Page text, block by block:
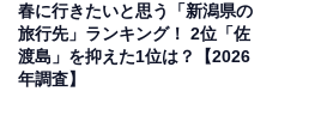
春に行きたいと思う「新潟県の
旅行先」ランキング！ 2位「佐
渡島」を抑えた1位は？【2026
年調査】